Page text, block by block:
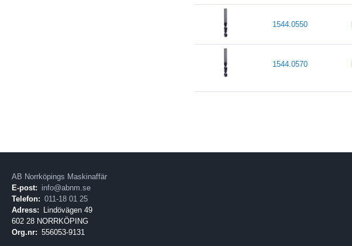
1544.0550
1544.0570
AB Norrköpings Maskinaffär
E-post: info@abnm.se
Telefon: 011-18 01 25
Adress:
Lindövägen 49
602 28 NORRKÖPING
Org.nr: 556053-9131